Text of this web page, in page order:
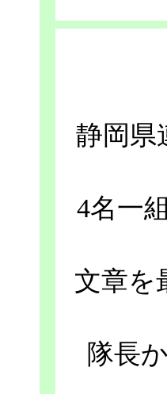
静岡県
4名一
文章を
隊長